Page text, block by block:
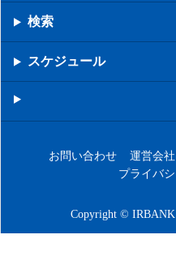
検索
スケジュール
お問い合わせ 運営会
プライバ
Copyright © IRBANK